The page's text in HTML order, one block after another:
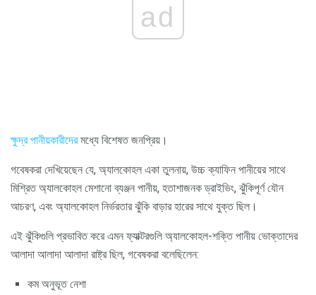
ad
ক্ষুদ্র পানীয়কারীদেরমধ্যে বিশেষত জনপ্রিয়।
গবেষকরা দেখিয়েছেন যে, অ্যালকোহল একা তুলনায়, উচ্চ ক্যাফিন পানীয়ের সাথে
মিশ্রিত অ্যালকোহল মেশানো ব্যঞ্জন পানীয়, হতাশাজনক ড্রাইভিং, ঝুঁকিপূর্ণ যৌন
আচরণ, এবং অ্যালকোহল নির্ভরতার ঝুঁকি বাড়ার হারের সাথে যুক্ত ছিল।
এই ঝুঁকিগুলি প্রভাবিত করে এমন ফ্যাক্টরগুলি অ্যালকোহল-শক্তি পানীয় ভোক্তাদের
আলাদা আলাদা আলাদা রাষ্ট্র ছিল, গবেষকরা বলেছিলেন:
কম অনুভূত নেশা